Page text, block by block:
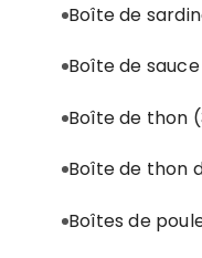
Boîte de
Boîte de
Boîte de thon
Boîte de thon
Boîtes de